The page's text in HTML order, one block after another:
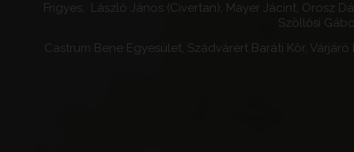
Frigyes, László János (Civertan), Mayer Jácint, Orosz
Szöllősi
Castrum Bene Egyesület, Szádvárért Baráti Kör,